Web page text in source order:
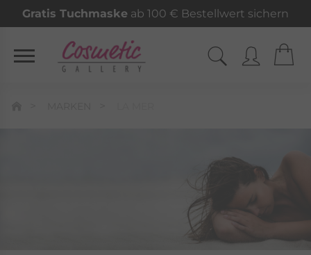
Gratis Tuchmaske ab 100 € Bestellwert sichern